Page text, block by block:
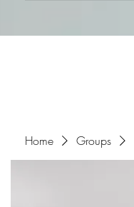
Home Groups